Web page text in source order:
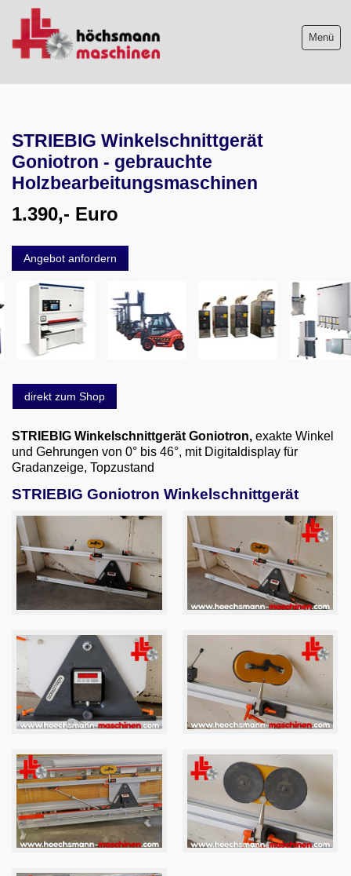
Menü
Maschinenankauf
Shop
Videos
Service
Wir über uns
06103-9744-0
Email
English
STRIEBIG Winkelschnittgerät
Goniotron - gebrauchte
Holzbearbeitungsmaschinen
1.390,- Euro
Angebot anfordern
direkt zum Shop
STRIEBIG Winkelschnittgerät Goniotron, exakte Winkel
und Gehrungen von 0° bis 46°, mit Digitaldisplay für
Gradanzeige, Topzustand
STRIEBIG Goniotron Winkelschnittgerät